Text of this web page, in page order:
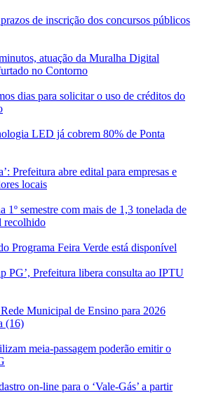
de inscrição dos concursos públicos
atuação da Muralha Digital
no Contorno
dias para solicitar o uso de créditos do
LED já cobrem 80% de Ponta
Prefeitura abre edital para empresas e
locais
1º semestre com mais de 1,3 tonelada de
recolhido
Programa Feira Verde está disponível
PG’, Prefeitura libera consulta ao IPTU
Municipal de Ensino para 2026
(16)
meia-passagem poderão emitir o
on-line para o ‘Vale-Gás’ a partir